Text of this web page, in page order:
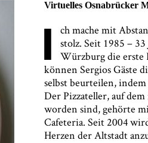
Virtuelles Osnabrücker
I
ch mache mit
stolz. Seit 1985 –
Würzburg die erste
können Sergios Gäste
selbst beurteilen,
Der Pizzateller, auf
worden sind, gehörte
Cafeteria. Seit 2004
Herzen der Altstadt